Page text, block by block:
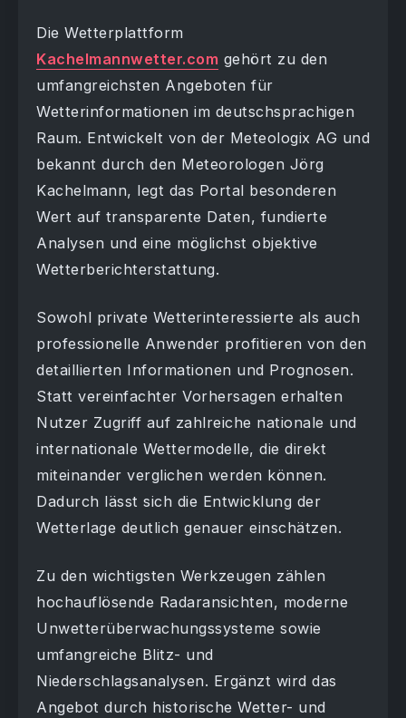
Die Wetterplattform
Kachelmannwetter.com gehört zu den
umfangreichsten Angeboten für
Wetterinformationen im deutschsprachigen
Raum. Entwickelt von der Meteologix AG und
bekannt durch den Meteorologen Jörg
Kachelmann, legt das Portal besonderen
Wert auf transparente Daten, fundierte
Analysen und eine möglichst objektive
Wetterberichterstattung.
Sowohl private Wetterinteressierte als auch
professionelle Anwender profitieren von den
detaillierten Informationen und Prognosen.
Statt vereinfachter Vorhersagen erhalten
Nutzer Zugriff auf zahlreiche nationale und
internationale Wettermodelle, die direkt
miteinander verglichen werden können.
Dadurch lässt sich die Entwicklung der
Wetterlage deutlich genauer einschätzen.
Zu den wichtigsten Werkzeugen zählen
hochauflösende Radaransichten, moderne
Unwetterüberwachungssysteme sowie
umfangreiche Blitz- und
Niederschlagsanalysen. Ergänzt wird das
Angebot durch historische Wetter- und